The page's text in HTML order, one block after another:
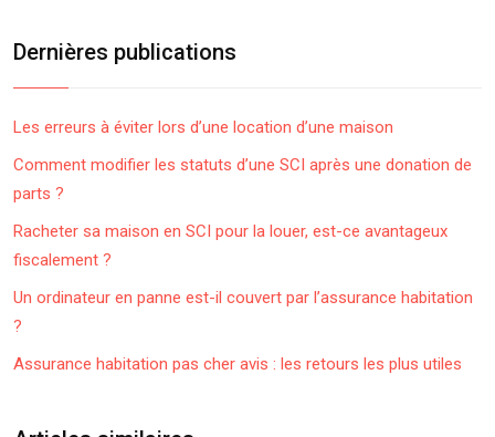
Dernières publications
Les erreurs à éviter lors d’une location d’une maison
Comment modifier les statuts d’une SCI après une donation de
parts ?
Racheter sa maison en SCI pour la louer, est-ce avantageux
fiscalement ?
Un ordinateur en panne est-il couvert par l’assurance habitation
?
Assurance habitation pas cher avis : les retours les plus utiles